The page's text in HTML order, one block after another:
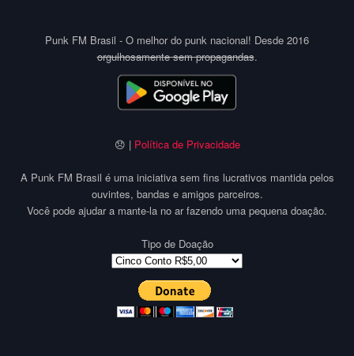
Punk FM Brasil - O melhor do punk nacional! Desde 2016
orgulhosamente sem propagandas.
😞 | Política de Privacidade
A Punk FM Brasil é uma iniciativa sem fins lucrativos mantida pelos
ouvintes, bandas e amigos parceiros.
Você pode ajudar a mante-la no ar fazendo uma pequena doação.
Tipo de Doação